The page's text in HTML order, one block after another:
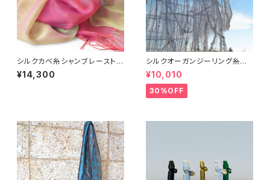
シルクカベ糸シャンブレーストー
ル
¥14,300
シルクオーガンジーリング糸チ
ェックストール
¥10,010
30%OFF